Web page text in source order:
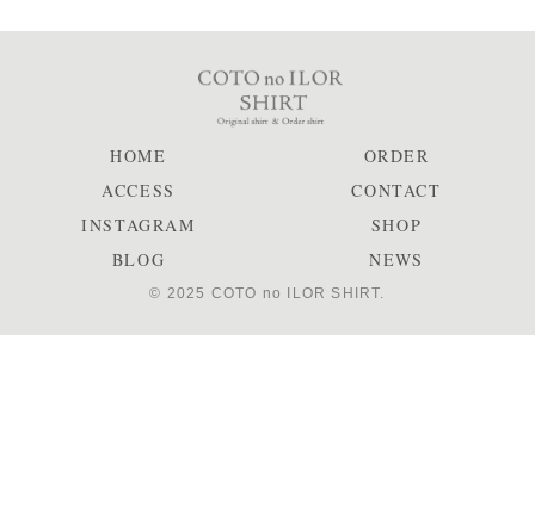
HOME
ORDER
ACCESS
CONTACT
INSTAGRAM
SHOP
BLOG
NEWS
© 2025 COTO no ILOR SHIRT.